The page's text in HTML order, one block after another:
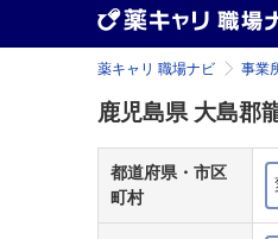
薬キャリ 職場ナビ 事業
鹿児島県 大島郡
都道府県・市区
町村